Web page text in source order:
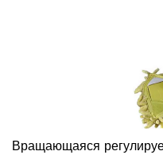
Вращающаяся